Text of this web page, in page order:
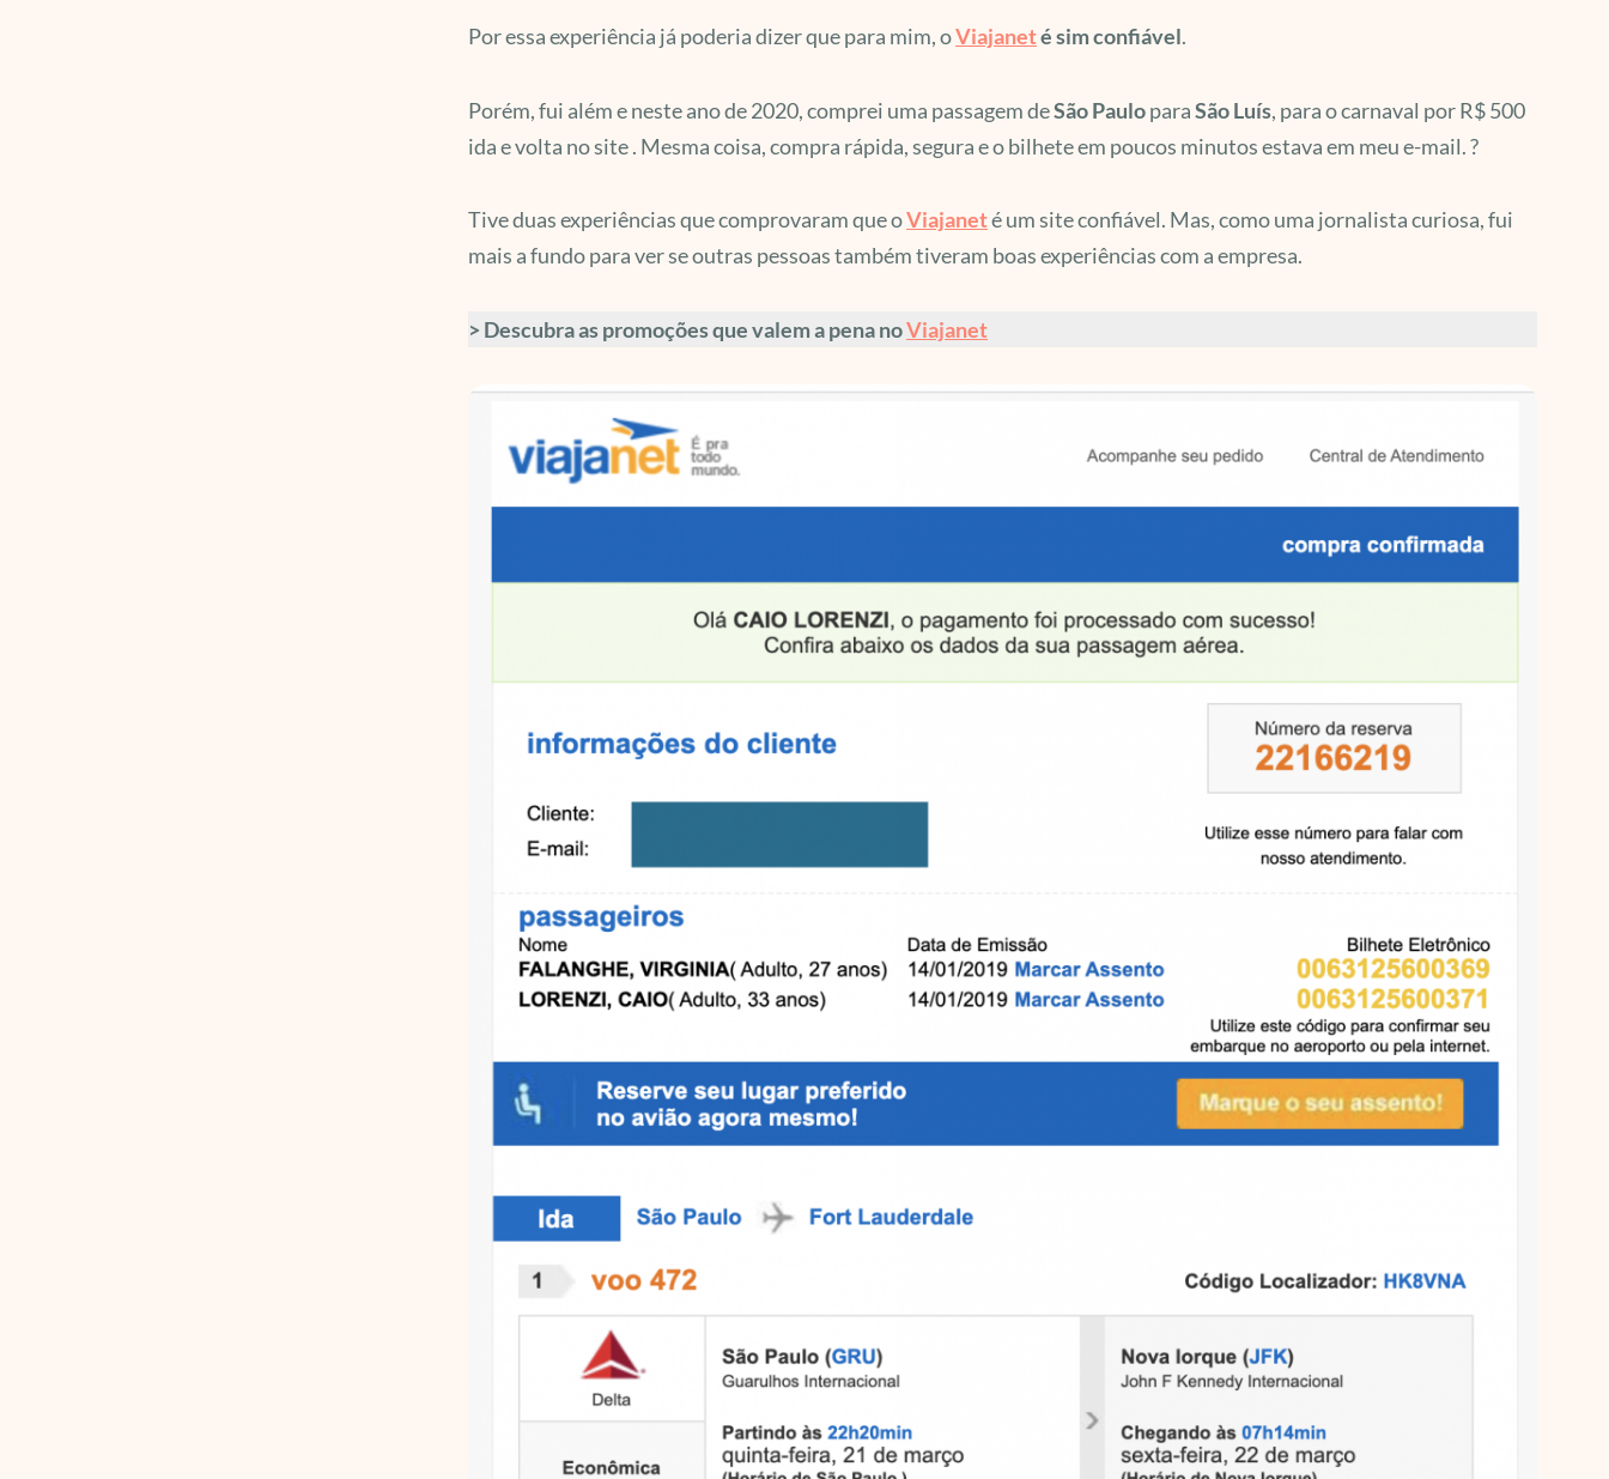
Por essa experiência já poderia dizer que para mim, oViajaneté sim confiável.
Porém, fui além e neste ano de 2020, comprei uma passagem deSão PauloparaSão Luís, para o carnaval por R$ 500
ida e volta no site . Mesma coisa, compra rápida, segura e o bilhete em poucos minutos estava em meu e-mail. ?
Tive duas experiências que comprovaram que oViajaneté um site confiável. Mas, como uma jornalista curiosa, fui
mais a fundo para ver se outras pessoas também tiveram boas experiências com a empresa.
> Descubra as promoções que valem a pena noViajanet